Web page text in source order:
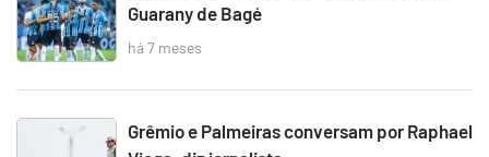
Guarany de Bagé
há 7 meses
Grêmio e Palmeiras conversam por Raphael